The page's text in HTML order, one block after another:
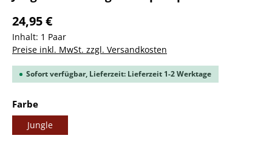
24,95 €
Inhalt: 1 Paar
Preise inkl. MwSt. zzgl. Versandkosten
Sofort verfügbar, Lieferzeit: Lieferzeit 1-2 Werktage
Farbeauswählen
Jungle